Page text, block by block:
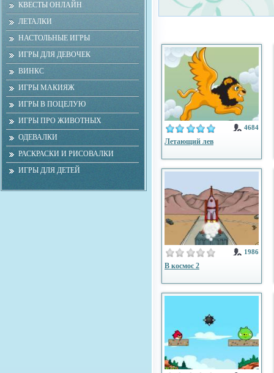
КВЕСТЫ ОНЛАЙН
ЛЕТАЛКИ
НАСТОЛЬНЫЕ ИГРЫ
ИГРЫ ДЛЯ ДЕВОЧЕК
ВИНКС
ИГРЫ МАКИЯЖ
ИГРЫ В ПОЦЕЛУЮ
ИГРЫ ПРО ЖИВОТНЫХ
ОДЕВАЛКИ
РАСКРАСКИ И РИСОВАЛКИ
ИГРЫ ДЛЯ ДЕТЕЙ
4684
Летающий лев
1986
В космос 2